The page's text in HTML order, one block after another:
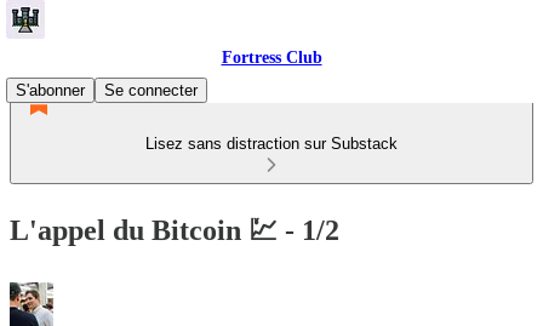
Fortress Club
S'abonner
Se connecter
Lisez sans distraction sur Substack
L'appel du Bitcoin 💹 - 1/2